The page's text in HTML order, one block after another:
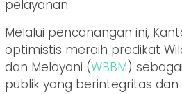
pelayanan.
Melalui pencanangan ini,
optimistis meraih predikat
dan Melayani (WBBM)
publik yang berintegritas dan